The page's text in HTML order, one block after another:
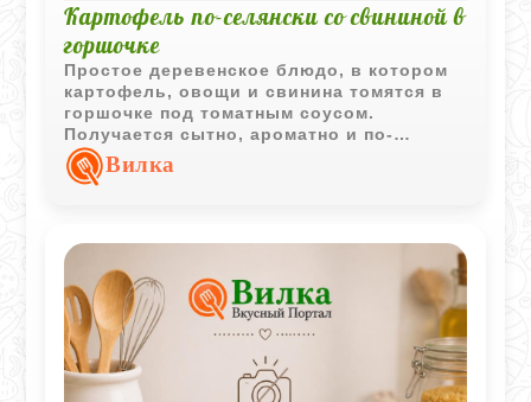
Картофель по-селянски со свининой в
горшочке
Простое деревенское блюдо, в котором
картофель, овощи и свинина томятся в
горшочке под томатным соусом.
Получается сытно, ароматно и по-
домашнему вкусно.
Вилка